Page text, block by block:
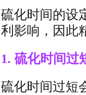
硫化时间的设
利 影响，因此
1. 硫化时间过
硫化时间过短